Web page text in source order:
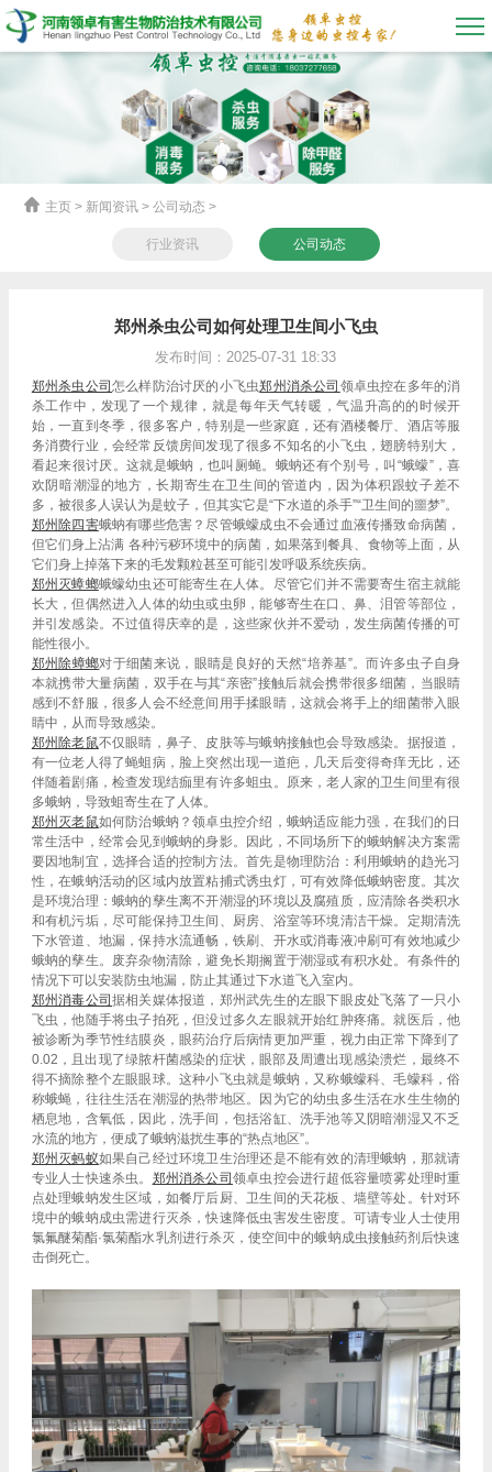
主页 > 新闻资讯 > 公司动态 >
行业资讯 公司动态
郑州杀虫公司如何处理卫生间小飞虫
发布时间：2025-07-31 18:33
郑州杀虫公司怎么样防治讨厌的小飞虫郑州消杀公司 领卓虫控在多年的消
杀工作中，发现了一个规律，就是每年天气转暖，气温升高的的时候开
始，一直到冬季，很多客户，特别是一些家庭，还有酒楼餐厅、酒店等服
务消费行业，会经常反馈房间发现了很多不知名的小飞虫，翅膀特别大，
看起来很讨厌。这就是蛾蚋，也叫厕蝇。蛾蚋还有个别号，叫“蛾蠓”，喜
欢阴暗潮湿的地方，长期寄生在卫生间的管道内，因为体积跟蚊子差不
多，被很多人误认为是蚊子，但其实它是“下水道的杀手”“卫生间的噩梦”。
郑州除四害蛾蚋有哪些危害？尽管蛾蠓成虫不会通过血液传播致命病菌，
但它们身上沾满 各种污秽环境中的病菌，如果落到餐具、食物等上面，从
它们身上掉落下来的毛发颗粒甚至可能引发呼吸系统疾病。
郑州灭蟑螂蛾蠓幼虫还可能寄生在人体。尽管它们并不需要寄生宿主就能
长大，但偶然进入人体的幼虫或虫卵，能够寄生在口、鼻、泪管等部位，
并引发感染。不过值得庆幸的是，这些家伙并不爱动，发生病菌传播的可
能性很小。
郑州除蟑螂对于细菌来说，眼睛是良好的天然“培养基”。而许多虫子自身
本就携带大量病菌，双手在与其“亲密”接触后就会携带很多细菌，当眼睛
感到不舒服，很多人会不经意间用手揉眼睛，这就会将手上的细菌带入眼
睛中，从而导致感染。
郑州除老鼠不仅眼睛，鼻子、皮肤等与蛾蚋接触也会导致感染。据报道，
有一位老人得了蝇蛆病，脸上突然出现一道疤，几天后变得奇痒无比，还
伴随着剧痛，检查发现结痂里有许多蛆虫。原来，老人家的卫生间里有很
多蛾蚋，导致蛆寄生在了人体。
郑州灭老鼠如何防治蛾蚋？领卓虫控介绍，蛾蚋适应能力强，在我们的日
常生活中，经常会见到蛾蚋的身影。因此，不同场所下的蛾蚋解决方案需
要因地制宜，选择合适的控制方法。首先是物理防治：利用蛾蚋的趋光习
性，在蛾蚋活动的区域内放置粘捕式诱虫灯，可有效降低蛾蚋密度。其次
是环境治理：蛾蚋的孳生离不开潮湿的环境以及腐殖质，应清除各类积水
和有机污垢，尽可能保持卫生间、厨房、浴室等环境清洁干燥。定期清洗
下水管道、地漏，保持水流通畅，铁刷、开水或消毒液冲刷可有效地减少
蛾蚋的孳生。废弃杂物清除，避免长期搁置于潮湿或有积水处。有条件的
情况下可以安装防虫地漏，防止其通过下水道飞入室内。
郑州消毒公司据相关媒体报道，郑州武先生的左眼下眼皮处飞落了一只小
飞虫，他随手将虫子拍死，但没过多久左眼就开始红肿疼痛。就医后，他
被诊断为季节性结膜炎，眼药治疗后病情更加严重，视力由正常下降到了
0.02，且出现了绿脓杆菌感染的症状，眼部及周遭出现感染溃烂，最终不
得不摘除整个左眼眼球。这种小飞虫就是蛾蚋，又称蛾蠓科、毛蠓科，俗
称蛾蝇，往往生活在潮湿的热带地区。因为它的幼虫多生活在水生生物的
栖息地，含氧低，因此，洗手间，包括浴缸、洗手池等又阴暗潮湿又不乏
水流的地方，便成了蛾蚋滋扰生事的“热点地区”。
郑州灭蚂蚁如果自己经过环境卫生治理还是不能有效的清理蛾蚋，那就请
专业人士快速杀虫。 郑州消杀公司 领卓虫控会进行超低容量喷雾处理时重
点处理蛾蚋发生区域，如餐厅后厨、卫生间的天花板、墙壁等处。针对环
境中的蛾蚋成虫需进行灭杀，快速降低虫害发生密度。可请专业人士使用
氯氟醚菊酯·氯菊酯水乳剂进行杀灭，使空间中的蛾蚋成虫接触药剂后快速
击倒死亡。